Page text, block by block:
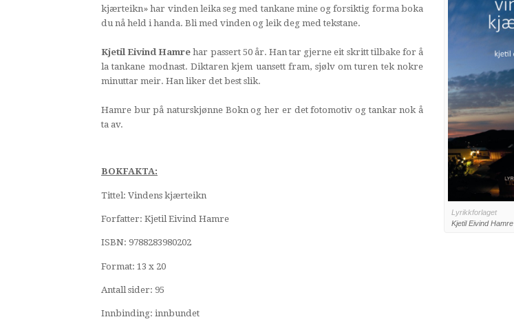
Lyrikkforlaget
Kjetil Eivind Hamre
kjærteikn» har vinden leika seg med tankane mine og forsiktig forma boka
du nå held i handa. Bli med vinden og leik deg med tekstane.
Kjetil Eivind Hamre har passert 50 år. Han tar gjerne eit skritt tilbake for å
la tankane modnast. Diktaren kjem uansett fram, sjølv om turen tek nokre
minuttar meir. Han liker det best slik.
Hamre bur på naturskjønne Bokn og her er det fotomotiv og tankar nok å
ta av.
BOKFAKTA:
Tittel: Vindens kjærteikn
Forfatter: Kjetil Eivind Hamre
ISBN: 9788283980202
Format: 13 x 20
Antall sider: 95
Innbinding: innbundet